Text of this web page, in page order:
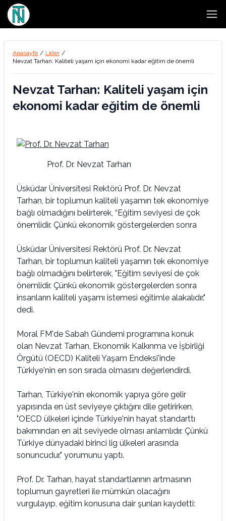
Anasayfa / Lider /
Nevzat Tarhan: Kaliteli yaşam için ekonomi kadar eğitim de önemli
Nevzat Tarhan: Kaliteli yaşam için
ekonomi kadar eğitim de önemli
Prof. Dr. Nevzat Tarhan
Üsküdar Üniversitesi Rektörü Prof. Dr. Nevzat
Tarhan, bir toplumun kaliteli yaşamın tek ekonomiye
bağlı olmadığını belirterek, “Eğitim seviyesi de çok
önemlidir. Çünkü ekonomik göstergelerden sonra
Üsküdar Üniversitesi Rektörü Prof. Dr. Nevzat
Tarhan, bir toplumun kaliteli yaşamın tek ekonomiye
bağlı olmadığını belirterek, "Eğitim seviyesi de çok
önemlidir. Çünkü ekonomik göstergelerden sonra
insanların kaliteli yaşamı istemesi eğitimle alakalıdır."
dedi.
Moral FM'de Sabah Gündemi programına konuk
olan Nevzat Tarhan, Ekonomik Kalkınma ve İşbirliği
Örgütü (OECD) Kaliteli Yaşam Endeksi'inde
Türkiye'nin en son sırada olmasını değerlendirdi.
Tarhan, Türkiye'nin ekonomik yapıya göre gelir
yapısında en üst seviyeye çıktığını dile getirirken,
"OECD ülkeleri içinde Türkiye'nin hayat standarttı
bakımından en alt seviyede olması anlamlıdır. Çünkü
Türkiye dünyadaki birinci lig ülkeleri arasında
sonuncudur." yorumunu yaptı.
Prof. Dr. Tarhan, hayat standartlarının artmasının
toplumun gayretleri ile mümkün olacağını
vurgulayıp, eğitim konusuna dair şunları kaydetti: